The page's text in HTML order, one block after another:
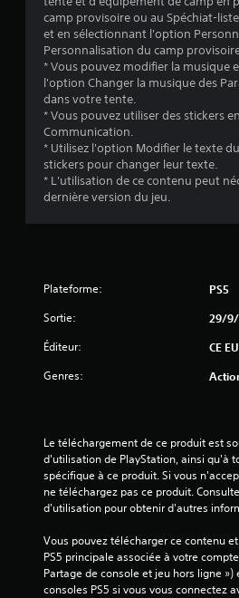
camp provisoire ou au Spéchiat-
et en sélectionnant l'option
Personnalisation du camp
* Vous pouvez modifier la musique
l'option Changer la musique des
dans votre tente.
* Vous pouvez utiliser des stickers
Communication.
* Utilisez l'option Modifier le texte
stickers pour changer leur texte.
* L'utilisation de ce contenu peut
dernière version du jeu.
Plateforme: PS5
Sortie: 29/
Éditeur: CE
Genres:
Le téléchargement de ce produit est
d'utilisation de PlayStation, ainsi qu'à
spécifique à ce produit. Si vous
ne téléchargez pas ce produit.
d'utilisation pour obtenir d'autres
Vous pouvez télécharger ce contenu
PS5 principale associée à votre
Partage de console et jeu hors ligne
consoles PS5 si vous vous connectez